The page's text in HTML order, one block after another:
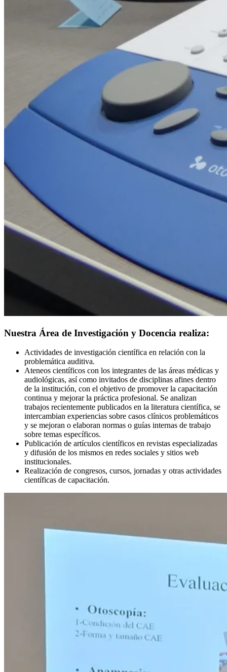
Nuestra Área de Investigación y Docencia realiza:
Actividades de investigación científica en relación con la
problemática auditiva.
Ateneos científicos con los integrantes de las áreas médicas y
audiológicas, así como invitados de disciplinas afines dentro
de la institución, con el objetivo de promover la capacitación
continua y mejorar la práctica profesional. Se analizan
trabajos recientemente publicados en la literatura científica, se
intercambian experiencias sobre casos clínicos problemáticos
y se mejoran o elaboran normas o guías internas de trabajo
sobre temas específicos.
Publicación de artículos científicos en revistas especializadas
y difusión de los mismos en redes sociales y sitios web
institucionales.
Realización de congresos, cursos, jornadas y otras actividades
científicas de capacitación.